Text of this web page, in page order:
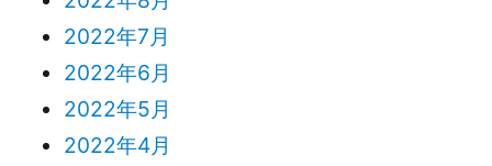
2022年7月
2022年6月
2022年5月
2022年4月